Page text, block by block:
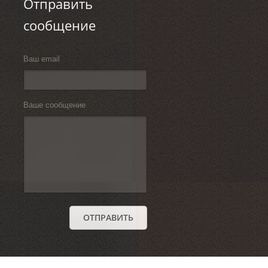
Отправить
сообщение
Ваш email
Ваше сообщение
ОТПРАВИТЬ